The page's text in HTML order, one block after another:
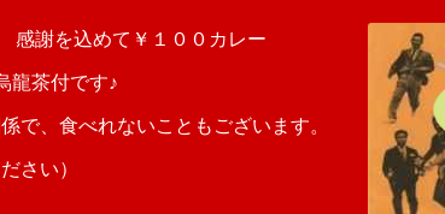
謝を込めて￥１００カレー
龍茶付です♪
で、食べれないこともございます。
さい）